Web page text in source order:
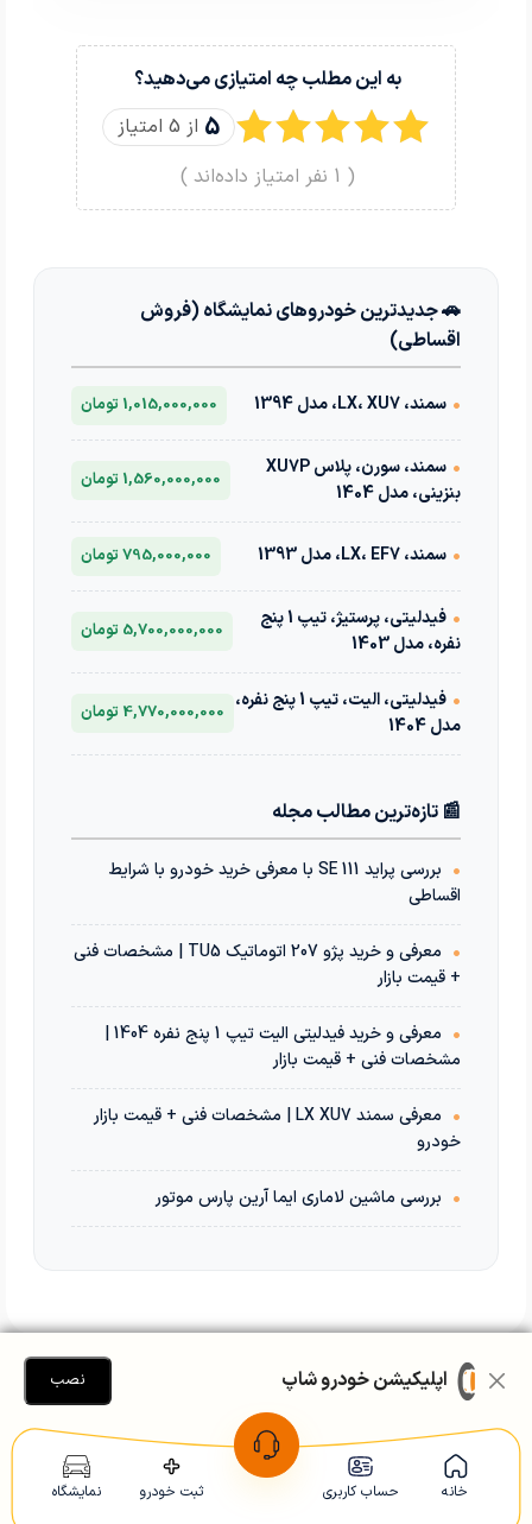
به این مطلب چه امتیازی می‌دهید؟
5 از 5 امتیاز
(
1 نفر امتیاز داده‌اند )
🚗 جدیدترین خودروهای نمایشگاه (فروش
اقساطی)
• سمند، LX، XU7، مدل 1394 1,015,000,000 تومان
•
سمند، سورن، پلاس XU7P
بنزینی، مدل 1404
1,560,000,000 تومان
• سمند، LX، EF7، مدل 1393 795,000,000 تومان
•
فیدلیتی، پرستیژ، تیپ 1 پنج
نفره، مدل 1403
5,700,000,000 تومان
•
فیدلیتی، الیت، تیپ 1 پنج نفره،
مدل 1404
4,770,000,000 تومان
📰 تازه‌ترین مطالب مجله
•
بررسی پراید 111 SE با معرفی خرید خودرو با شرایط
اقساطی
•
معرفی و خرید پژو 207 اتوماتیک TU5 | مشخصات فنی
+ قیمت بازار
•
معرفی و خرید فیدلیتی الیت تیپ 1 پنج نفره 1404 |
مشخصات فنی + قیمت بازار
•
معرفی سمند LX XU7 | مشخصات فنی + قیمت بازار
خودرو
• بررسی ماشین لاماری ایما آرین پارس موتور
سوال یا نظری دارید؟
خانه حساب کاربری ثبت خودرو نمایشگاه
اپلیکیشن خودرو شاپ نصب